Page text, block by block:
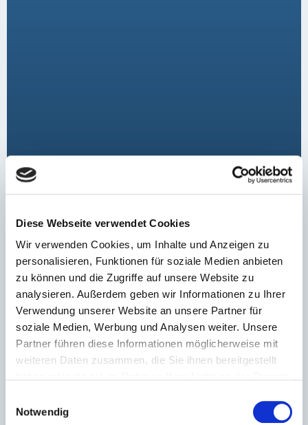
Diese Webseite verwendet Cookies
Wir verwenden Cookies, um Inhalte und Anzeigen zu
personalisieren, Funktionen für soziale Medien anbieten
zu können und die Zugriffe auf unsere Website zu
analysieren. Außerdem geben wir Informationen zu Ihrer
Verwendung unserer Website an unsere Partner für
soziale Medien, Werbung und Analysen weiter. Unsere
Partner führen diese Informationen möglicherweise mit
weiteren Daten zusammen, die Sie ihnen bereitgestellt
Notwendig
HPK 2000